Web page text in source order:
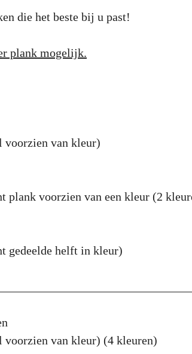
die het beste bij u past!
plank mogelijk.
voorzien van kleur)
plank voorzien van een kleur (2
gedeelde helft in kleur)
voorzien van kleur) (4 kleuren)